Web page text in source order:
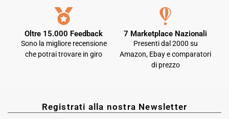
Oltre 15.000 Feedback
Sono la migliore recensione
che potrai trovare in giro
7 Marketplace Nazionali
Presenti dal 2000 su
Amazon, Ebay e comparatori
di prezzo
Registrati alla nostra Newsletter